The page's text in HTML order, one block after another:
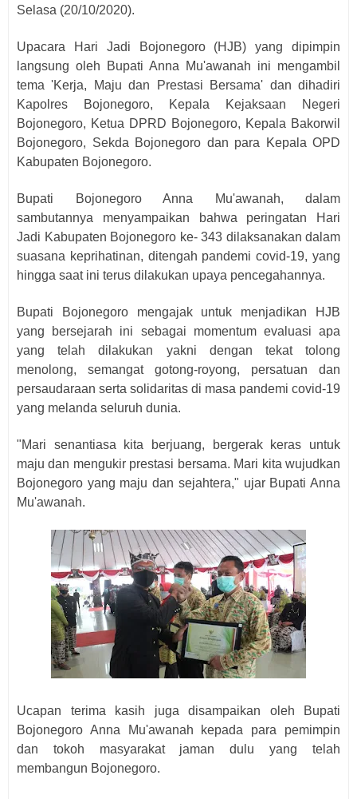
Selasa (20/10/2020).
Upacara Hari Jadi Bojonegoro (HJB) yang dipimpin
langsung oleh Bupati Anna Mu'awanah ini mengambil
tema 'Kerja, Maju dan Prestasi Bersama' dan dihadiri
Kapolres Bojonegoro, Kepala Kejaksaan Negeri
Bojonegoro, Ketua DPRD Bojonegoro, Kepala Bakorwil
Bojonegoro, Sekda Bojonegoro dan para Kepala OPD
Kabupaten Bojonegoro.
Bupati Bojonegoro Anna Mu'awanah, dalam
sambutannya menyampaikan bahwa peringatan Hari
Jadi Kabupaten Bojonegoro ke- 343 dilaksanakan dalam
suasana keprihatinan, ditengah pandemi covid-19, yang
hingga saat ini terus dilakukan upaya pencegahannya.
Bupati Bojonegoro mengajak untuk menjadikan HJB
yang bersejarah ini sebagai momentum evaluasi apa
yang telah dilakukan yakni dengan tekat tolong
menolong, semangat gotong-royong, persatuan dan
persaudaraan serta solidaritas di masa pandemi covid-19
yang melanda seluruh dunia.
"Mari senantiasa kita berjuang, bergerak keras untuk
maju dan mengukir prestasi bersama. Mari kita wujudkan
Bojonegoro yang maju dan sejahtera," ujar Bupati Anna
Mu'awanah.
Ucapan terima kasih juga disampaikan oleh Bupati
Bojonegoro Anna Mu'awanah kepada para pemimpin
dan tokoh masyarakat jaman dulu yang telah
membangun Bojonegoro.